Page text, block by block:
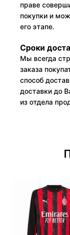
праве
покупки и
его этапе.
Сроки
Мы всегда
заказа
способ
доставки до
из отдела